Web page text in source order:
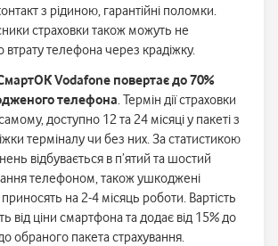
з рідиною, гарантійні поломки.
страховки також можуть не
втрату телефона через крадіжку.
Vodafone повертає до 70%
телефона. Термін дії страховки
доступно 12 та 24 місяці у пакеті з
терміналу чи без них. За статистикою
відбувається в п’ятий та шостий
телефоном, також ушкоджені
на 2-4 місяць роботи. Вартість
від ціни смартфона та додає від 15% до
обраного пакета страхування.